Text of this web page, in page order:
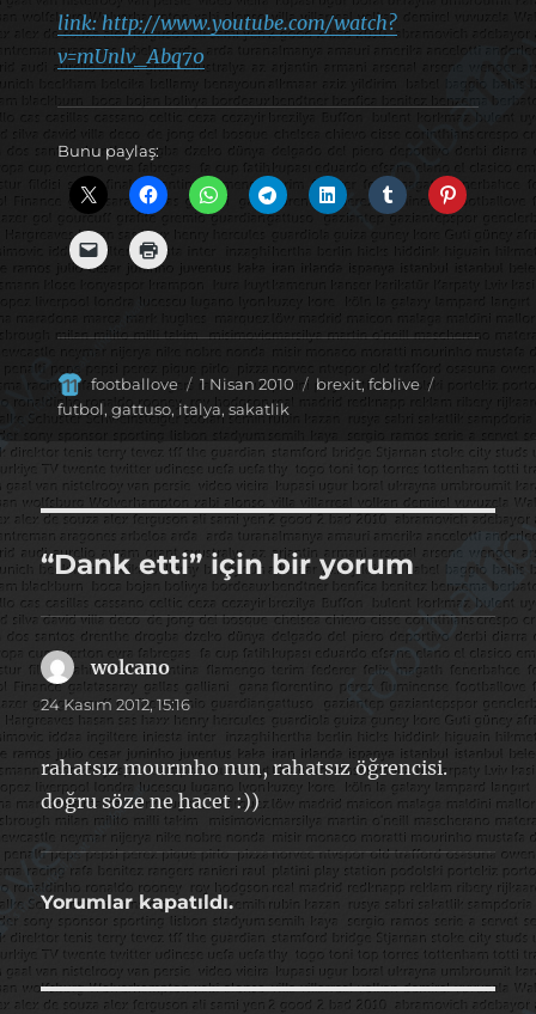
link: http://www.youtube.com/watch?
v=mUnlv_Abq70
Bunu paylaş:
Yazar
footballove
Yayın
tarihi
1 Nisan 2010 Kategoriler
brexit, fcblive
Etiketler
futbol, gattuso, italya, sakatlik
“Dank etti” için bir yorum
wolcanodedi
ki:
24 Kasım 2012, 15:16
rahatsız mourınho nun, rahatsız öğrencisi.
doğru söze ne hacet :))
Yorumlar kapatıldı.